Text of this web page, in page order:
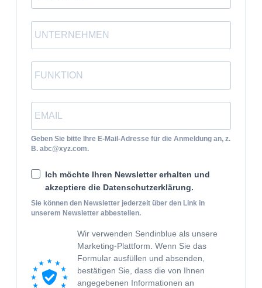
Geben Sie bitte Ihre E-Mail-Adresse für die Anmeldung an, z.
B. abc@xyz.com.
Ich möchte Ihren Newsletter erhalten und
akzeptiere die Datenschutzerklärung.
Sie können den Newsletter jederzeit über den Link in
unserem Newsletter abbestellen.
Wir verwenden Sendinblue als unsere
Marketing-Plattform. Wenn Sie das
Formular ausfüllen und absenden,
bestätigen Sie, dass die von Ihnen
angegebenen Informationen an